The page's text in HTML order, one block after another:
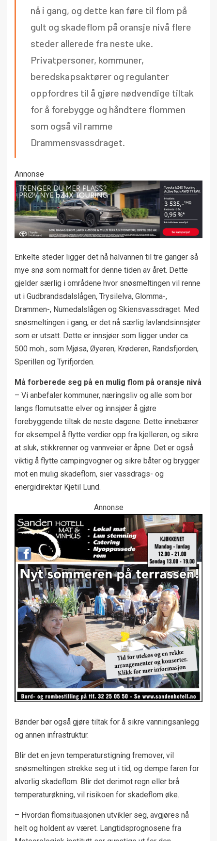
nå i gang, og dette kan føre til flom på
gult og skadeflom på oransje nivå flere
steder allerede fra neste uke.
Privatpersoner, kommuner,
beredskapsaktører og regulanter
oppfordres til å gjøre nødvendige tiltak
for å forebygge og håndtere flommen
som også vil ramme
Drammensvassdraget.
Annonse
Enkelte steder ligger det nå halvannen til tre ganger så
mye snø som normalt for denne tiden av året. Dette
gjelder særlig i områdene hvor snøsmeltingen vil renne
ut i Gudbrandsdalslågen, Trysilelva, Glomma-,
Drammen-, Numedalslågen og Skiensvassdraget. Med
snøsmeltingen i gang, er det nå særlig lavlandsinnsjøer
som er utsatt. Dette er innsjøer som ligger under ca.
500 moh., som Mjøsa, Øyeren, Krøderen, Randsfjorden,
Sperillen og Tyrifjorden.
Må forberede seg på en mulig flom på oransje nivå
– Vi anbefaler kommuner, næringsliv og alle som bor
langs flomutsatte elver og innsjøer å gjøre
forebyggende tiltak de neste dagene. Dette innebærer
for eksempel å flytte verdier opp fra kjelleren, og sikre
at sluk, stikkrenner og vannveier er åpne. Det er også
viktig å flytte campingvogner og sikre båter og brygger
mot en mulig skadeflom, sier vassdrags- og
energidirektør Kjetil Lund.
Annonse
Bønder bør også gjøre tiltak for å sikre vanningsanlegg
og annen infrastruktur.
Blir det en jevn temperaturstigning fremover, vil
snøsmeltingen strekke seg ut i tid, og dempe faren for
alvorlig skadeflom. Blir det derimot regn eller brå
temperaturøkning, vil risikoen for skadeflom øke.
– Hvordan flomsituasjonen utvikler seg, avgjøres nå
helt og holdent av været. Langtidsprognosene fra